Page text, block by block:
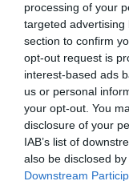
processing of your
targeted
section to confirm
opt-out request is
interest-based ads
us or personal
your opt-out. You
disclosure of your
IAB’s list of
also be disclosed
Downstream